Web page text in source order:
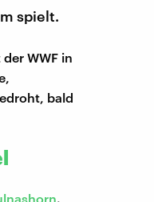
spielt.
WWF in
bald
.